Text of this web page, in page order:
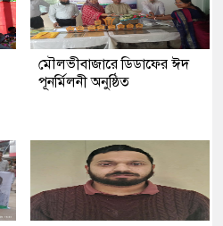
মৌলভীবাজারে ডিডাফের ঈদ
পূনর্মিলনী অনুষ্ঠিত